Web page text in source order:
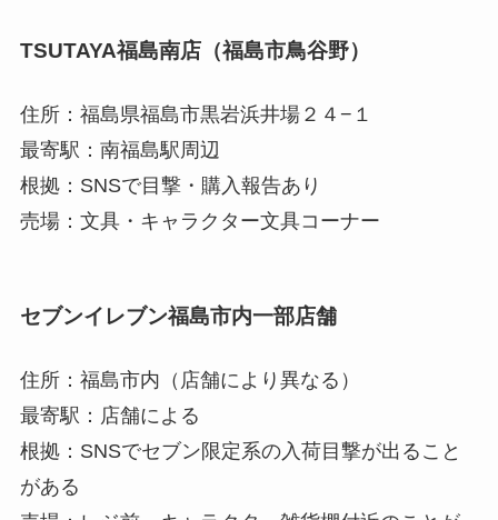
TSUTAYA福島南店（福島市鳥谷野）
住所：福島県福島市黒岩浜井場２４−１
最寄駅：南福島駅周辺
根拠：SNSで目撃・購入報告あり
売場：文具・キャラクター文具コーナー
セブンイレブン福島市内一部店舗
住所：福島市内（店舗により異なる）
最寄駅：店舗による
根拠：SNSでセブン限定系の入荷目撃が出ること
がある